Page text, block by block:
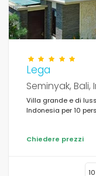
Lega
Seminyak,
Villa grande e di lusso con piscina privata a Seminyak,
Indonesia per 10
Chiedere prezzi
10